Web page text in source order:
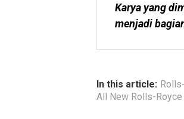
Karya yang
menjadi
In this article:
All New Rolls-Royce